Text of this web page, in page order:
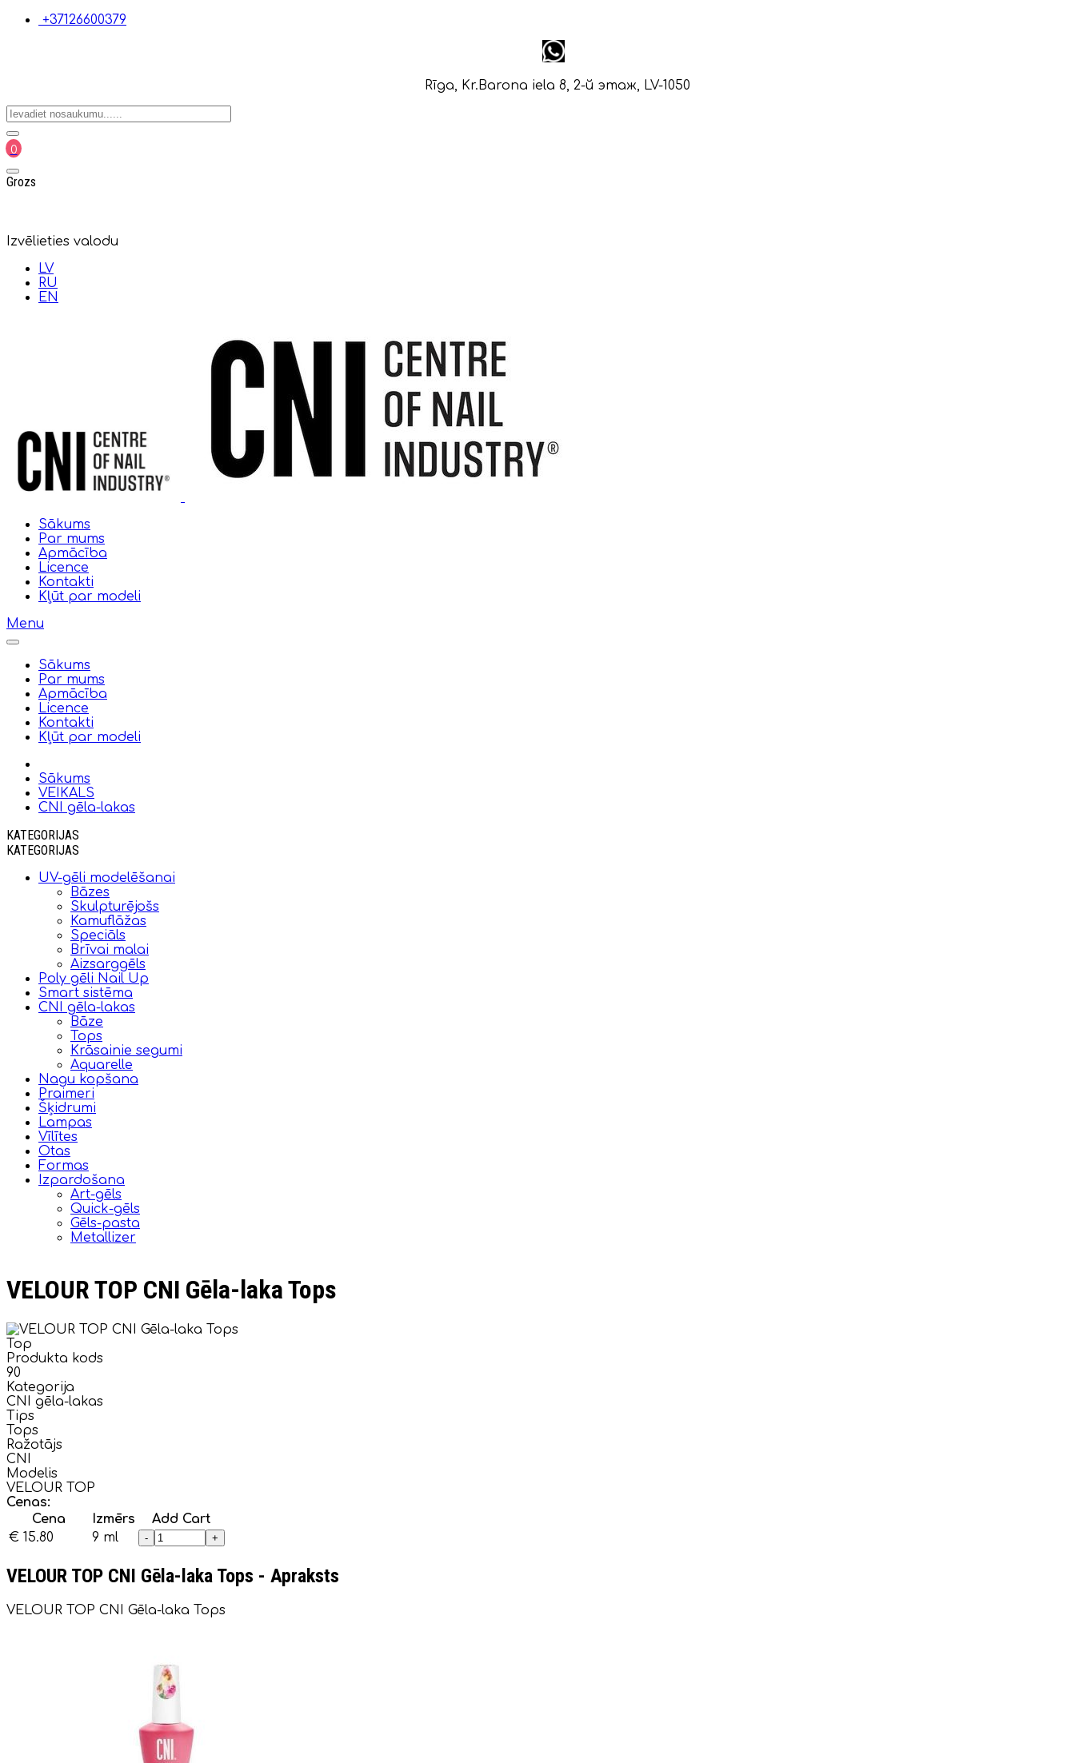
+37126600379
Rīga, Kr.Barona iela 8, 2-й этаж, LV-1050
0
Grozs
Izvēlieties valodu
LV
RU
EN
Sākums
Par mums
Apmācība
Licence
Kontakti
Kļūt par modeli
Menu
Sākums
Par mums
Apmācība
Licence
Kontakti
Kļūt par modeli
Sākums
VEIKALS
CNI gēla-lakas
KATEGORIJAS
KATEGORIJAS
UV-gēli modelēšanai
Bāzes
Skulpturējošs
Kamuflāžas
Speciāls
Brīvai malai
Aizsarggēls
Poly gēli Nail Up
Smart sistēma
CNI gēla-lakas
Bāze
Tops
Krāsainie segumi
Aquarelle
Nagu kopšana
Praimeri
Šķidrumi
Lampas
Vīlītes
Otas
Formas
Izpardošana
Art-gēls
Quick-gēls
Gēls-pasta
Metallizer
VELOUR TOP CNI Gēla-laka Tops
Top
Produkta kods
90
Kategorija
CNI gēla-lakas
Tips
Tops
Ražotājs
CNI
Modelis
VELOUR TOP
Cenas:
Cena
Izmērs
Add Cart
€ 15.80
9 ml - +
VELOUR TOP CNI Gēla-laka Tops - Apraksts
VELOUR TOP CNI Gēla-laka Tops